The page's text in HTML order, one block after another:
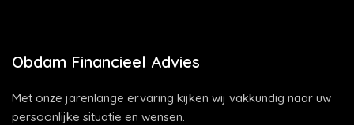
Obdam Financieel Advies
Met onze jarenlange ervaring kijken wij vakkundig naar uw
persoonlijke situatie en wensen.